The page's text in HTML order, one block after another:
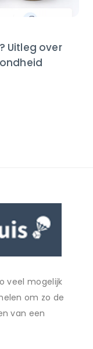
Uitleg over
veel mogelijk
om zo de
van een